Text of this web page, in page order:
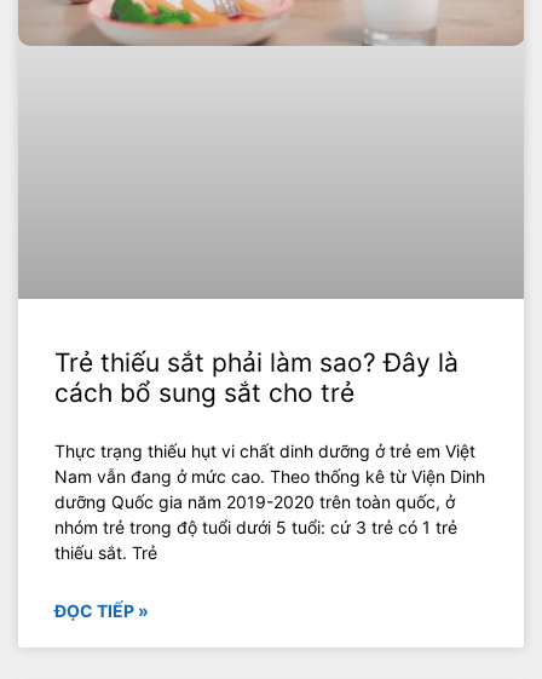
Trẻ thiếu sắt phải làm sao? Đây là
cách bổ sung sắt cho trẻ
Thực trạng thiếu hụt vi chất dinh dưỡng ở trẻ em Việt
Nam vẫn đang ở mức cao. Theo thống kê từ Viện Dinh
dưỡng Quốc gia năm 2019-2020 trên toàn quốc, ở
nhóm trẻ trong độ tuổi dưới 5 tuổi: cứ 3 trẻ có 1 trẻ
thiếu sắt. Trẻ
ĐỌC TIẾP »